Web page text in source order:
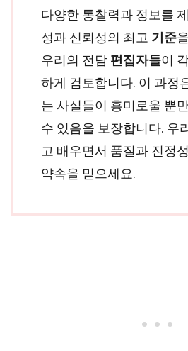
다양한 통찰력과 정보를
성과 신뢰성의 최고 기준
우리의 전담 편집자들이
하게 검토합니다. 이 과정
는 사실들이 흥미로울 뿐
수 있음을 보장합니다. 우
고 배우면서 품질과 진정
약속을 믿으세요.